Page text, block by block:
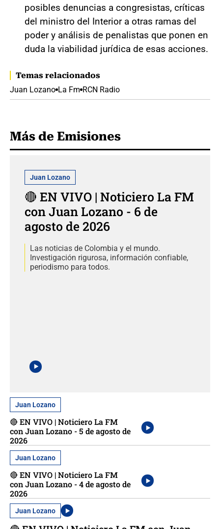
posibles denuncias a congresistas, críticas
del ministro del Interior a otras ramas del
poder y análisis de penalistas que ponen en
duda la viabilidad jurídica de esas acciones.
Temas relacionados
Juan Lozano La Fm RCN Radio
Más de Emisiones
Juan Lozano
🔴 EN VIVO | Noticiero La FM
con Juan Lozano - 6 de
agosto de 2026
Las noticias de Colombia y el mundo.
Investigación rigurosa, información confiable,
periodismo para todos.
Juan Lozano
🔴 EN VIVO | Noticiero La FM
con Juan Lozano - 5 de agosto de
2026
Juan Lozano
🔴 EN VIVO | Noticiero La FM
con Juan Lozano - 4 de agosto de
2026
Juan Lozano